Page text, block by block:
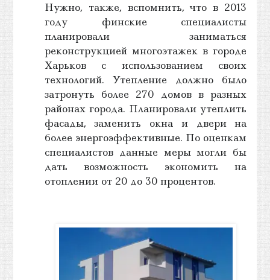
Нужно, также, вспомнить, что в 2013
году финские специалисты
планировали заниматься
реконструкцией многоэтажек в городе
Харьков с использованием своих
технологий. Утепление должно было
затронуть более 270 домов в разных
районах города. Планировали утеплить
фасады, заменить окна и двери на
более энергоэффективные. По оценкам
специалистов данные меры могли бы
дать возможность экономить на
отоплении от 20 до 30 процентов.